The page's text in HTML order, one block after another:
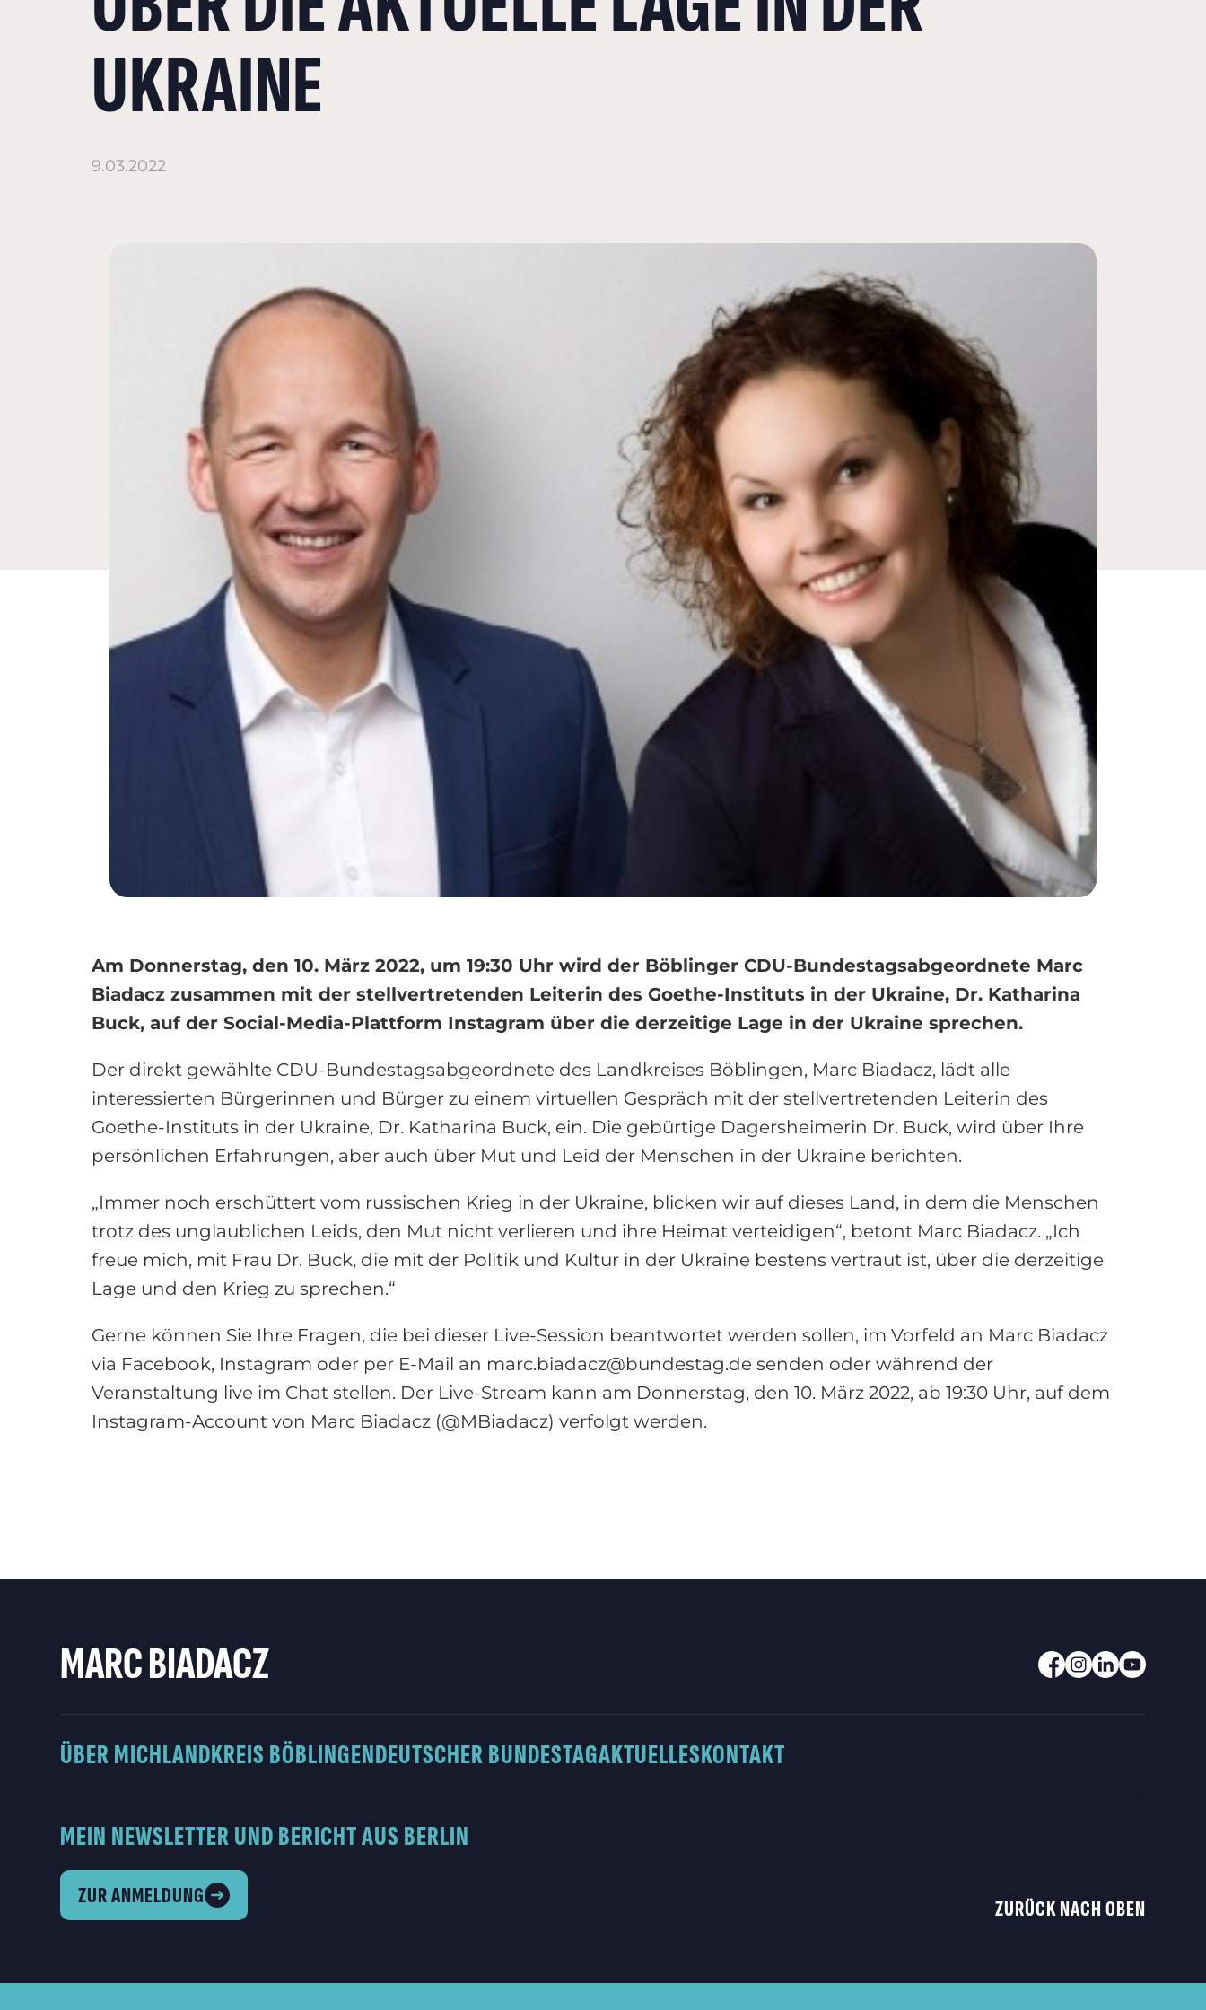
UKRAINE
9.03.2022
Am Donnerstag, den 10. März 2022, um 19:30 Uhr wird der Böblinger CDU-Bundestagsabgeordnete Marc
Biadacz zusammen mit der stellvertretenden Leiterin des Goethe-Instituts in der Ukraine, Dr. Katharina
Buck, auf der Social-Media-Plattform Instagram über die derzeitige Lage in der Ukraine sprechen.
Der direkt gewählte CDU-Bundestagsabgeordnete des Landkreises Böblingen, Marc Biadacz, lädt alle
interessierten Bürgerinnen und Bürger zu einem virtuellen Gespräch mit der stellvertretenden Leiterin des
Goethe-Instituts in der Ukraine, Dr. Katharina Buck, ein. Die gebürtige Dagersheimerin Dr. Buck, wird über Ihre
persönlichen Erfahrungen, aber auch über Mut und Leid der Menschen in der Ukraine berichten.
„Immer noch erschüttert vom russischen Krieg in der Ukraine, blicken wir auf dieses Land, in dem die Menschen
trotz des unglaublichen Leids, den Mut nicht verlieren und ihre Heimat verteidigen“, betont Marc Biadacz. „Ich
freue mich, mit Frau Dr. Buck, die mit der Politik und Kultur in der Ukraine bestens vertraut ist, über die derzeitige
Lage und den Krieg zu sprechen.“
Gerne können Sie Ihre Fragen, die bei dieser Live-Session beantwortet werden sollen, im Vorfeld an Marc Biadacz
via Facebook, Instagram oder per E-Mail an marc.biadacz@bundestag.de senden oder während der
Veranstaltung live im Chat stellen. Der Live-Stream kann am Donnerstag, den 10. März 2022, ab 19:30 Uhr, auf dem
Instagram-Account von Marc Biadacz (@MBiadacz) verfolgt werden.
MARC BIADACZ
ÜBER MICHLANDKREIS BÖBLINGENDEUTSCHER BUNDESTAGAKTUELLESKONTAKT
MEIN NEWSLETTER UND BERICHT AUS BERLIN
ZUR ANMELDUNG
ZURÜCK NACH OBEN